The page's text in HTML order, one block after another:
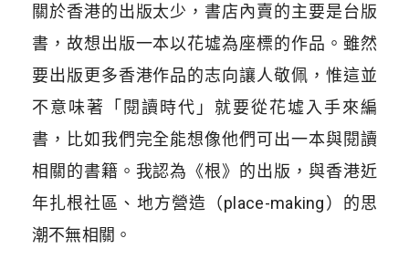
關於香港的出版太少，書店內賣的主要是台版
書，故想出版一本以花墟為座標的作品。雖然
要出版更多香港作品的志向讓人敬佩，惟這並
不意味著「閱讀時代」就要從花墟入手來編
書，比如我們完全能想像他們可出一本與閱讀
相關的書籍。我認為《根》的出版，與香港近
年扎根社區、地方營造（place-making）的思
潮不無相關。